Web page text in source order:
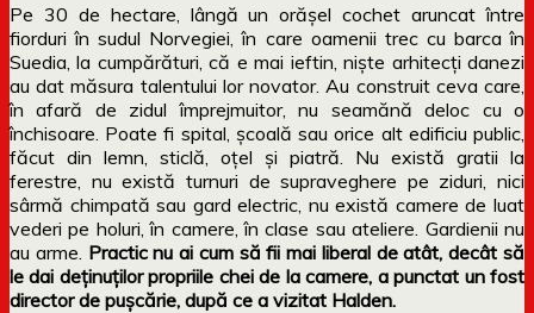
Pe 30 de hectare, lângă un orășel cochet aruncat între
fiorduri în sudul Norvegiei, în care oamenii trec cu barca în
Suedia, la cumpărături, că e mai ieftin, niște arhitecți danezi
au dat măsura talentului lor novator. Au construit ceva care,
în afară de zidul împrejmuitor, nu seamănă deloc cu o
închisoare. Poate fi spital, școală sau orice alt edificiu public,
făcut din lemn, sticlă, oțel și piatră. Nu există gratii la
ferestre, nu există turnuri de supraveghere pe ziduri, nici
sârmă chimpată sau gard electric, nu există camere de luat
vederi pe holuri, în camere, în clase sau ateliere. Gardienii nu
au arme. Practic nu ai cum să fii mai liberal de atât, decât să
le dai deținuților propriile chei de la camere, a punctat un fost
director de pușcărie, după ce a vizitat Halden.